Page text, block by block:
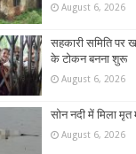
August 6, 2026
सहकारी समिति पर
के टोकन बनना शुरू
August 6, 2026
सोन नदी में मिला
August 6, 2026